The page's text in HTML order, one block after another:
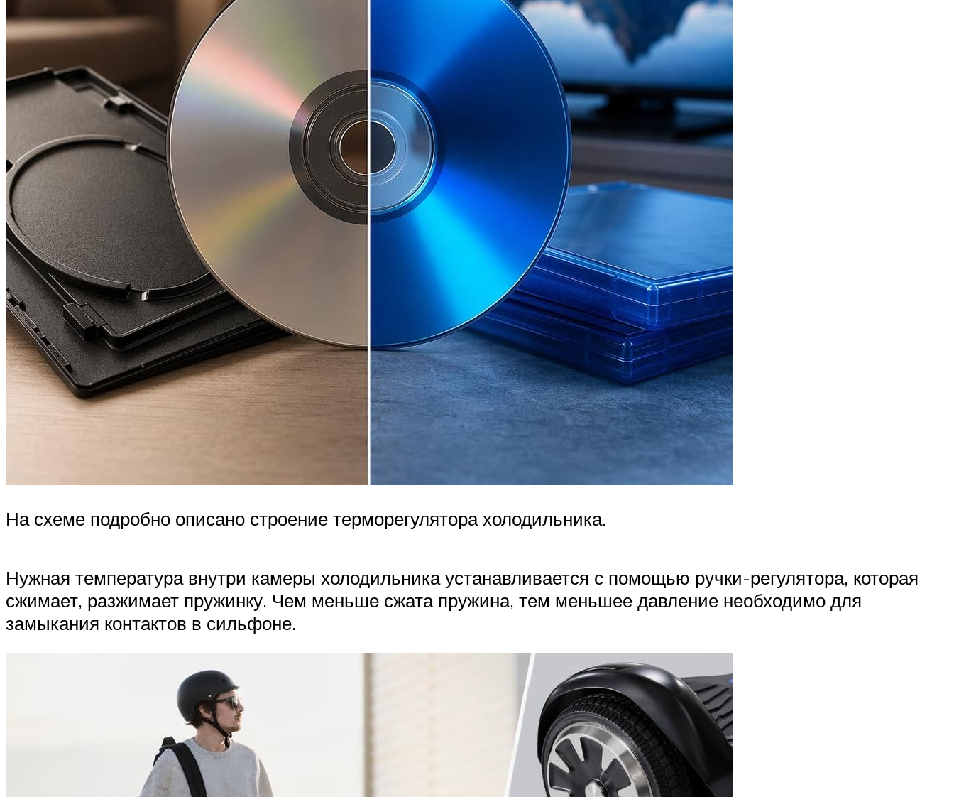
На схеме подробно описано строение терморегулятора холодильника.
Нужная температура внутри камеры холодильника устанавливается с помощью ручки-регулятора, которая
сжимает, разжимает пружинку. Чем меньше сжата пружина, тем меньшее давление необходимо для
замыкания контактов в сильфоне.